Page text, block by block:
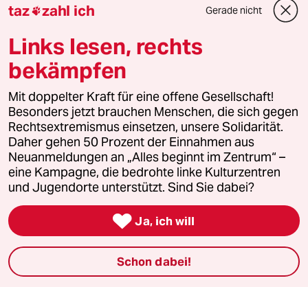
Ja und? Soll das jetzt seine Thesen
Lowandorder
02.11.2020, 13:13 Uhr
@charly_paganini:
Hola. Wie kommse denn auf das
schmale Brett. Mal davon ab - daß
sojet Hiweis nun sicher keine These
ist. Würde doch nie soetwas
delegitimieren.
Schon von berufswegen nicht - 😂 -
Schnelle nix finden konnte - wie
taz zahl ich Gerade nicht
Links lesen, rechts
bekämpfen
Mit doppelter Kraft für eine offene Gesellschaft!
Besonders jetzt brauchen Menschen, die sich gegen
Rechtsextremismus einsetzen, unsere Solidarität.
Daher gehen 50 Prozent der Einnahmen aus
Neuanmeldungen an „Alles beginnt im Zentrum“ –
eine Kampagne, die bedrohte linke Kulturzentren
und Jugendorte unterstützt. Sind Sie dabei?
 Ja, ich will
Schon dabei!